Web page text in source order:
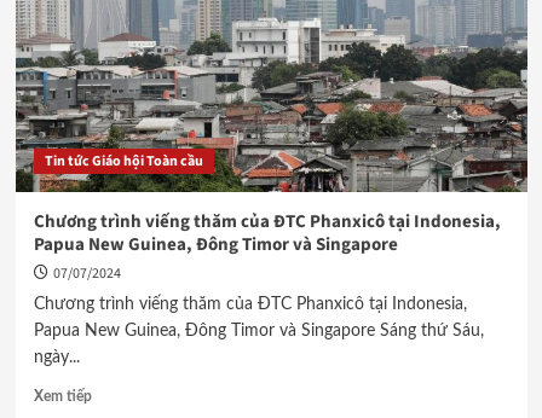
Tin tức Giáo hội Toàn cầu
Chương trình viếng thăm của ĐTC Phanxicô tại Indonesia,
Papua New Guinea, Đông Timor và Singapore
07/07/2024
Chương trình viếng thăm của ĐTC Phanxicô tại Indonesia,
Papua New Guinea, Đông Timor và Singapore Sáng thứ Sáu,
ngày...
Xem tiếp